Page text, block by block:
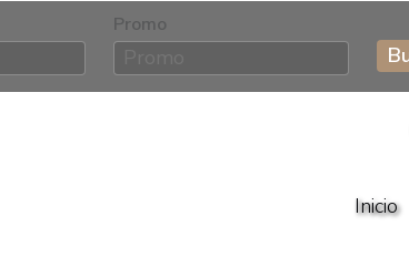
Inicio
Promo